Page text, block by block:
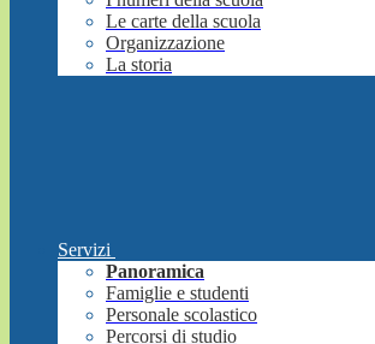
Le carte della scuola
Organizzazione
La storia
Servizi
Panoramica
Famiglie e studenti
Personale scolastico
Percorsi di studio